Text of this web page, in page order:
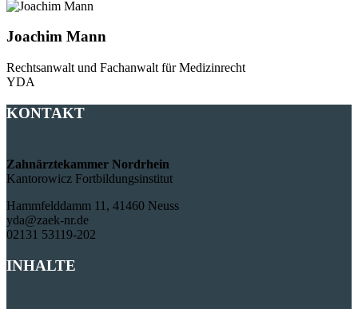
Joachim Mann
Rechtsanwalt und Fachanwalt für Medizinrecht
YDA
KONTAKT
Zahnärztekammer Nordrhein
Kantorowicz Fortbildungsinstitut
Hammfelddamm 11, 41460 Neuss
yda@zaek-nr.de
02131 53119-202
INHALTE